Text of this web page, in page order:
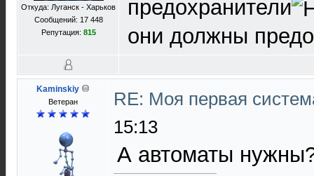
Откуда: Луганск - Харьков
Сообщений: 17 448
Репутация: 815
предохранители
они должны
Kaminskiy
Ветеран
RE: Моя первая
15:13
А автоматы